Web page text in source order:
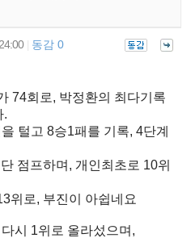
동감 0
74회로, 박정환의 최다기록
.
털고 8승1패를 기록, 4단계
점프하며, 개인최초로 10위
위로, 부진이 아쉽네요
시 1위로 올라섰으며,